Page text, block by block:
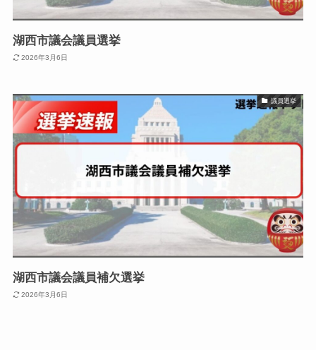
湖西市議会議員選挙
2026年3月6日
議員選挙
湖西市議会議員補欠選挙
2026年3月6日